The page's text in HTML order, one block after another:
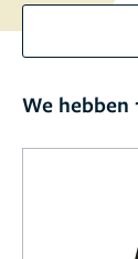
We hebben